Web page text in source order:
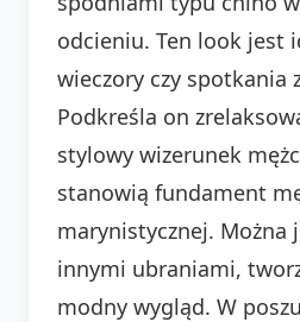
odcieniu. Ten look jest
wieczory czy spotkania
Podkreśla on
stylowy wizerunek
stanowią fundament
marynistycznej. Można
innymi ubraniami,
modny wygląd. W